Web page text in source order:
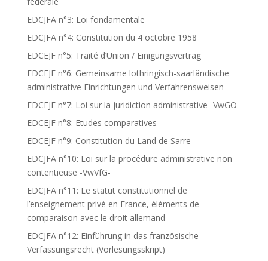
EDCJFA n°3: Loi fondamentale
EDCJFA n°4: Constitution du 4 octobre 1958
EDCEJF n°5: Traité d’Union / Einigungsvertrag
EDCEJF n°6: Gemeinsame lothringisch-saarländische
administrative Einrichtungen und Verfahrensweisen
EDCEJF n°7: Loi sur la juridiction administrative -VwGO-
EDCEJF n°8: Etudes comparatives
EDCEJF n°9: Constitution du Land de Sarre
EDCJFA n°10: Loi sur la procédure administrative non
contentieuse -VwVfG-
EDCJFA n°11: Le statut constitutionnel de
l’enseignement privé en France, éléments de
comparaison avec le droit allemand
EDCJFA n°12: Einführung in das französische
Verfassungsrecht (Vorlesungsskript)